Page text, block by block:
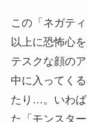
この「ネガテ
以上に恐怖心
テスクな顔の
中に入ってく
たり…。いわば
た「モンスタ